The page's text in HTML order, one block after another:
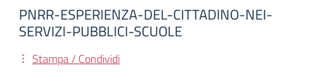
PNRR-ESPERIENZA-DEL-CITTADINO-NEI-
SERVIZI-PUBBLICI-SCUOLE
Stampa / Condividi